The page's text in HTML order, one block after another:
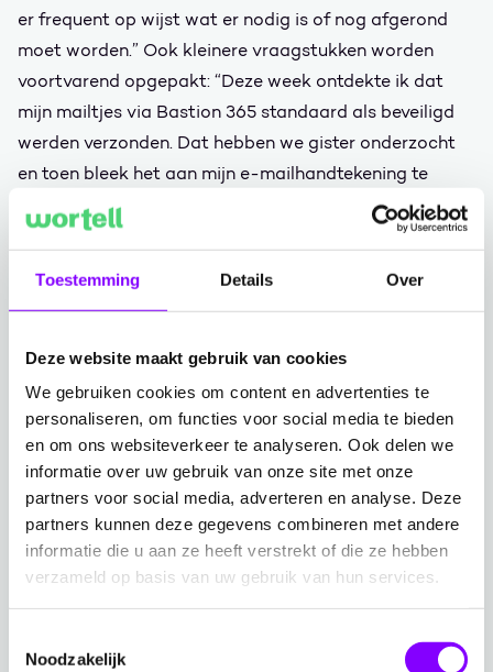
Toestemming Details Over
Deze website maakt gebruik van cookies
We gebruiken cookies om content en advertenties te
personaliseren, om functies voor social media te bieden
en om ons websiteverkeer te analyseren. Ook delen we
informatie over uw gebruik van onze site met onze
partners voor social media, adverteren en analyse. Deze
partners kunnen deze gegevens combineren met andere
informatie die u aan ze heeft verstrekt of die ze hebben
verzameld op basis van uw gebruik van hun services.
Noodzakelijk
er frequent op wijst wat er nodig is of nog afgerond
moet worden.” Ook kleinere vraagstukken worden
voortvarend opgepakt: “Deze week ontdekte ik dat
mijn mailtjes via Bastion 365 standaard als beveiligd
werden verzonden. Dat hebben we gister onderzocht
en toen bleek het aan mijn e-mailhandtekening te
liggen. Dat wordt adequaat en snel opgepakt.”
Paul Verlaek, Informatiemanager bij Joris Zorg
is het als een project opgepakt. Daar
mogen wij als Joris Zorg en ook andere
leveranciers waar wij mee werken van
leren”
Geen eenheidsworst
Rhea Houwaart, projectmanager bij Wortell, vult aan:
“We kijken echt naar de organisatie en wat zij nodig